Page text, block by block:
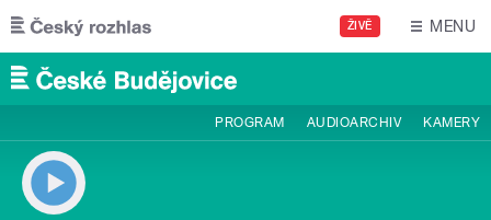
Přejít k hlavnímu obsahu
ŽIVĚ MENU
PROGRAM AUDIOARCHIV KAMERY